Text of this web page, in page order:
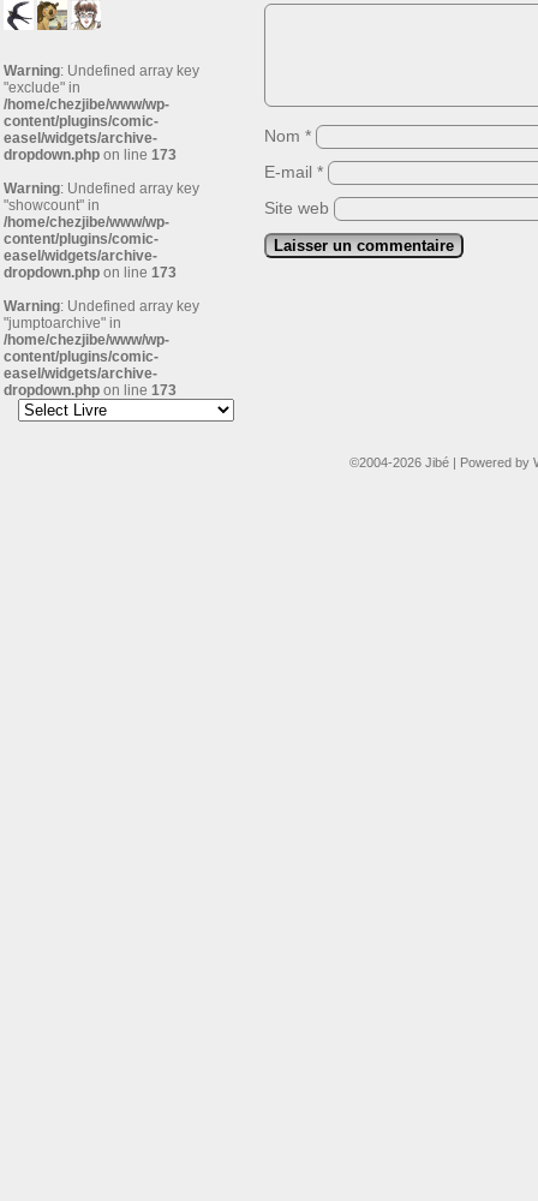
Warning: Undefined array key
"exclude" in
/home/chezjibe/www/wp-
content/plugins/comic-
easel/widgets/archive-
dropdown.php on line 173
Warning: Undefined array key
"showcount" in
/home/chezjibe/www/wp-
content/plugins/comic-
easel/widgets/archive-
dropdown.php on line 173
Warning: Undefined array key
"jumptoarchive" in
/home/chezjibe/www/wp-
content/plugins/comic-
easel/widgets/archive-
dropdown.php on line 173
Nom *
E-mail *
Site web
©2004-2026 Jibé | Powered by